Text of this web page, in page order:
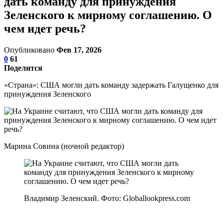
Зеленского к мирному соглашению. О
чем идет речь?
Опубликовано Фев 17, 2026
0 61
Поделится
«Страна»: США могли дать команду задержать Галущенко для
принуждения Зеленского
Марина Совина (ночной редактор)
Владимир Зеленский. Фото: Globallookpress.com